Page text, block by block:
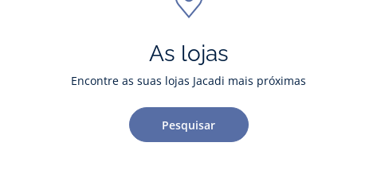
As lojas
Encontre as suas lojas Jacadi mais próximas
Pesquisar